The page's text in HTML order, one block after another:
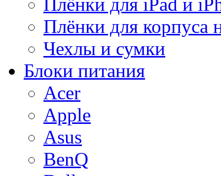
Плёнки для корпуса
Чехлы и сумки
Блоки питания
Acer
Apple
Asus
BenQ